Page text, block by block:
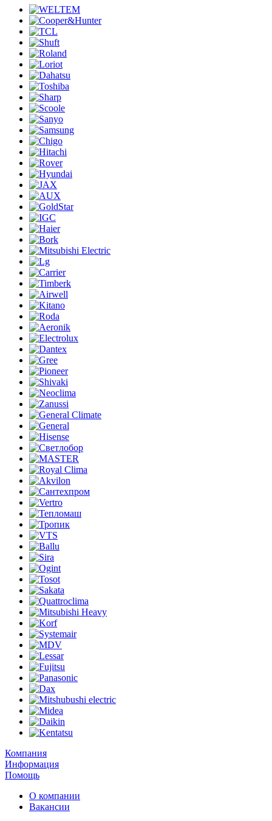
Компания
Информация
Помощь
О компании
Вакансии